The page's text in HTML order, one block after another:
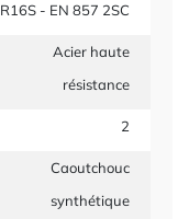
R16S - EN 857 2SC
Acier haute
résistance
2
Caoutchouc
synthétique